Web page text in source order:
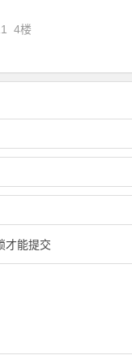
4楼
才能提交